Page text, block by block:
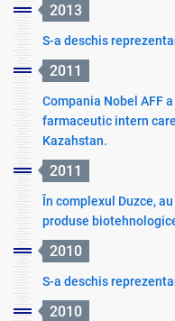
2013
S-a deschis
2011
Compania Nobel AFF
farmaceutic intern
Kazahstan.
2011
În complexul Duzce,
produse
2010
S-a deschis
2010